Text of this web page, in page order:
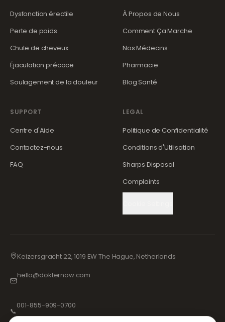
Dysfonction érectile
Perte de poids
Chute de cheveux
Éjaculation précoce
Soulagement de la douleur
À Propos de Nous
Comment Ça Marche
Nos Médecins
Pharmacie
Blog Santé
SUPPORT
Centre d'Aide
Contactez-nous
FAQ
LEGAL
Politique de Confidentialité
Conditions d'Utilisation
Sharps Disposal
Complaints
Keizersgracht 22, 1019 EW The Hague, Netherlands
hello@dokternow.com
📞
001-855-909-0700